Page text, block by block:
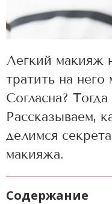
Легкий макияж
тратить на
Согласна?
Рассказываем,
делимся
макияжа.
Содержание